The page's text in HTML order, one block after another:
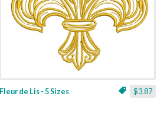
$3.87
Fleur de Lis - 5 Sizes